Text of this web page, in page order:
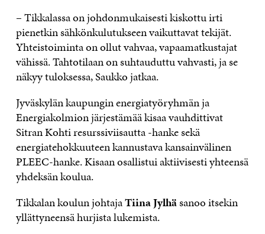
– Tikkalassa on johdonmukaisesti kiskottu irti
pienetkin sähkönkulutukseen vaikuttavat tekijät.
Yhteistoiminta on ollut vahvaa, vapaamatkustajat
vähissä. Tahtotilaan on suhtauduttu vahvasti, ja se
näkyy tuloksessa, Saukko jatkaa.
Jyväskylän kaupungin energiatyöryhmän ja
Energiakolmion järjestämää kisaa vauhdittivat
Sitran Kohti resurssiviisautta -hanke sekä
energiatehokkuuteen kannustava kansainvälinen
PLEEC-hanke. Kisaan osallistui aktiivisesti yhteensä
yhdeksän koulua.
Tikkalan koulun johtajaTiina Jylhäsanoo itsekin
yllättyneensä hurjista lukemista.